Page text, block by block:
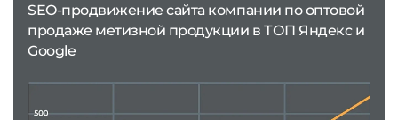
SEO-продвижение сайта компании по оптовой
продаже метизной продукции в ТОП Яндекс и
Google